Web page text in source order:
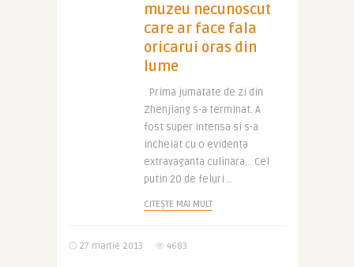
muzeu necunoscut
care ar face fala
oricarui oras din
lume
Prima jumatate de zi din
Zhenjiang s-a terminat. A
fost super intensa si s-a
incheiat cu o evidenta
extravaganta culinara… Cel
putin 20 de feluri ..
CITEȘTE MAI MULT
27 martie 2013 4683